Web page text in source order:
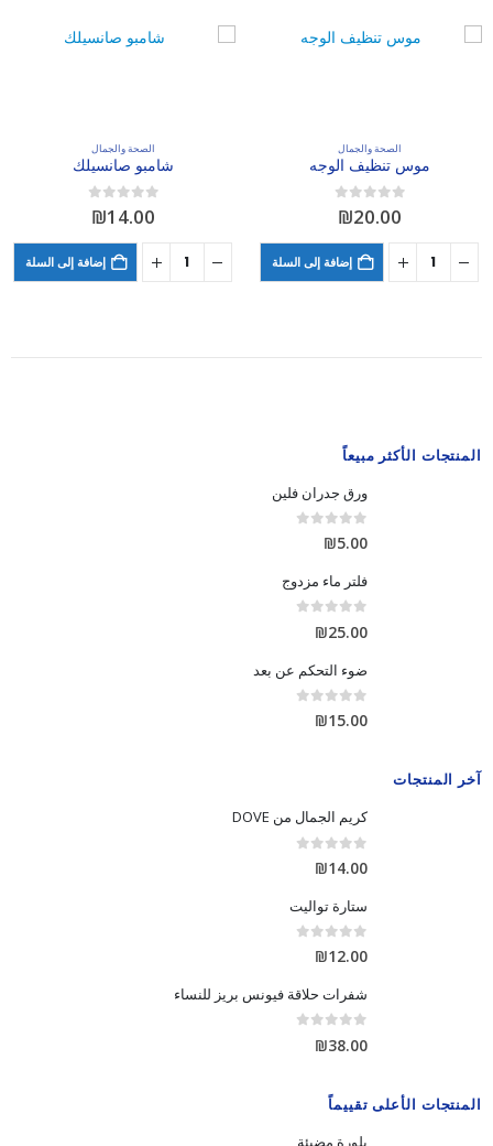
الصحة والجمال
موس تنظيف الوجه
0
out of 5
₪20.00
إضافة إلى السلة
الصحة والجمال
شامبو صانسيلك
0
out of 5
₪14.00
إضافة إلى السلة
المنتجات الأكثر مبيعاً
ورق جدران فلين
0
out of 5
₪5.00
فلتر ماء مزدوج
₪25.00
ضوء التحكم عن بعد
0
out of 5
₪15.00
آخر المنتجات
كريم الجمال من DOVE
₪14.00
ستارة تواليت
0
out of 5
₪12.00
شفرات حلاقة فيونس بريز للنساء
₪38.00
المنتجات الأعلى تقييماً
بلورة مضيئة